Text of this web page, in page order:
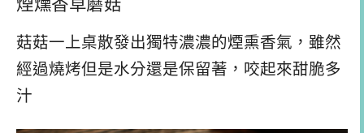
菇菇一上桌散發出獨特濃濃的煙熏香氣，雖然
經過燒烤但是水分還是保留著，咬起來甜脆多
汁